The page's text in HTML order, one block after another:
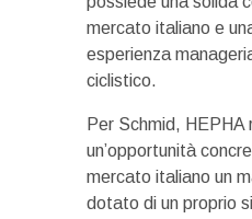
mercato italiano e
esperienza
ciclistico.
Per Schmid, HEPHA
un’opportunità
mercato italiano un
dotato di un proprio